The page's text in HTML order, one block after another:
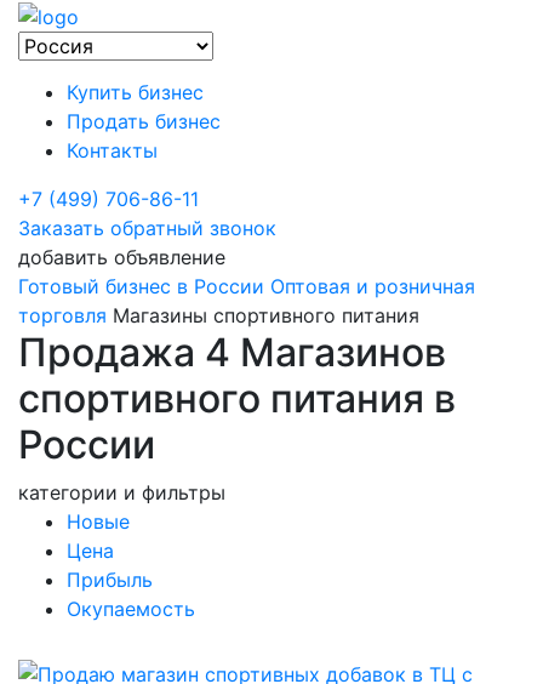
Купить бизнес
Продать бизнес
Контакты
+7 (499) 706-86-11
Заказать обратный звонок
добавить объявление
Готовый бизнес в России Оптовая и розничная
торговля Магазины спортивного питания
Продажа 4 Магазинов
спортивного питания в
России
категории и фильтры
Новые
Цена
Прибыль
Окупаемость